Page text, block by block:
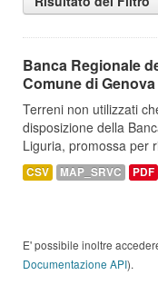
Banca Regionale
Comune di Genova
Terreni non utilizzati
disposizione della
Liguria, promossa per
CSV MAP_SRVC PDF
E' possibile inoltre
Documentazione API).